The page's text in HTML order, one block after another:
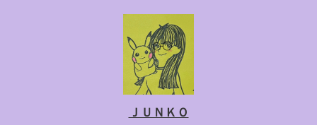
ＪＵＮＫＯ